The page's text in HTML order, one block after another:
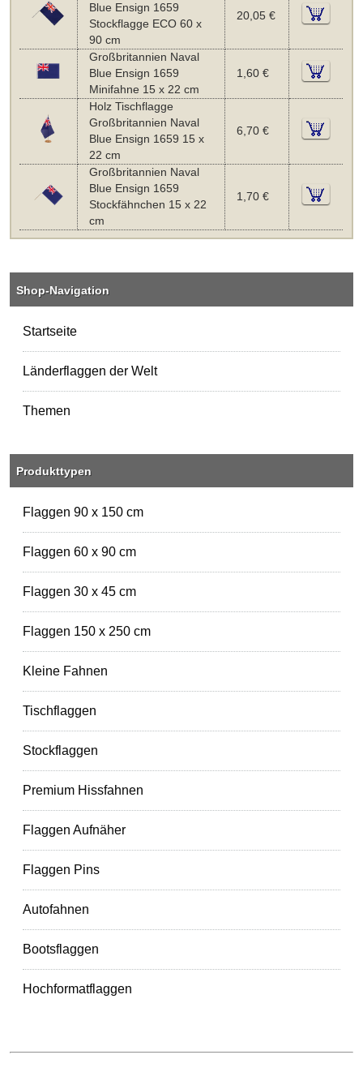
Blue Ensign 1659
Stockflagge ECO 60 x
90 cm
20,05 €
Großbritannien Naval
Blue Ensign 1659
Minifahne 15 x 22 cm
1,60 €
Holz Tischflagge
Großbritannien Naval
Blue Ensign 1659 15 x
22 cm
6,70 €
Großbritannien Naval
Blue Ensign 1659
Stockfähnchen 15 x 22
cm
1,70 €
Shop-Navigation
Startseite
Länderflaggen der Welt
Themen
Produkttypen
Flaggen 90 x 150 cm
Flaggen 60 x 90 cm
Flaggen 30 x 45 cm
Flaggen 150 x 250 cm
Kleine Fahnen
Tischflaggen
Stockflaggen
Premium Hissfahnen
Flaggen Aufnäher
Flaggen Pins
Autofahnen
Bootsflaggen
Hochformatflaggen